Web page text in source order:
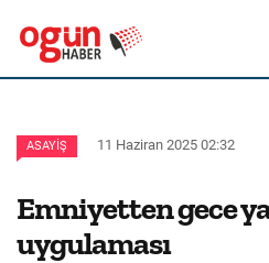
ASAYIŞ 11 Haziran 2025 02:32
Emniyetten gece
uygulaması